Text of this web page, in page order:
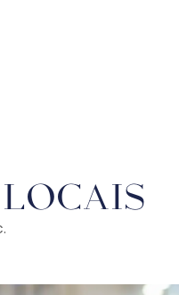
locais